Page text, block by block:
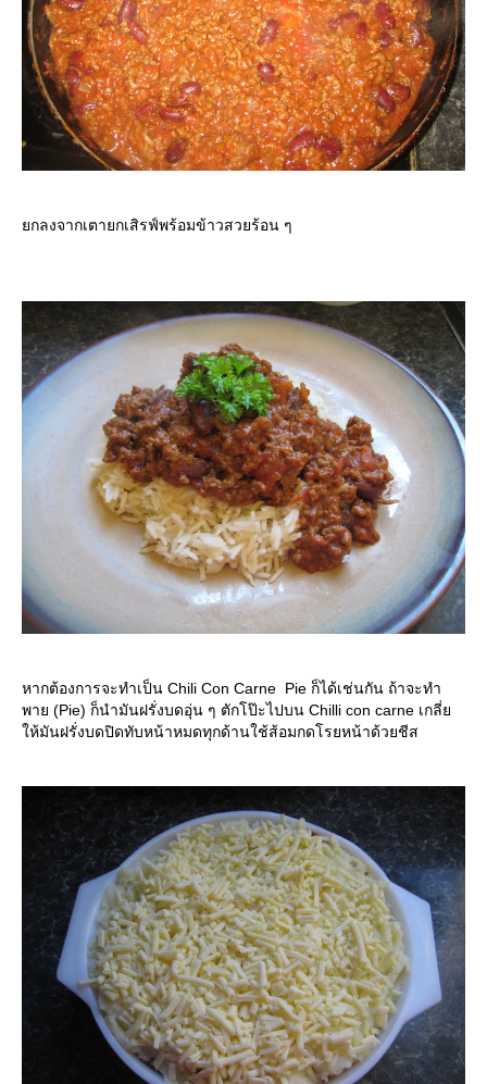
กลงจากเตายกเสิรฟ์พร้อมข้าวสวยร้อน ๆ
หากต้องการจะทำเป็น Chili Con Carne Pie ก็ได้เช่นกัน ถ้าจะทำ
พาย (Pie) ก็นำมันฝรั่งบดอุ่น ๆ ตักโป๊ะไปบน Chilli con carne เกลี่
ห้มันฝรั่งบดปิดทับหน้าหมดทุกด้านใช้ส้อมกดโรยหน้าด้วยชีส